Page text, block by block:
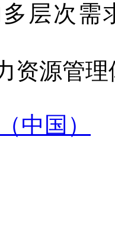
层次需
资源管理
中国）